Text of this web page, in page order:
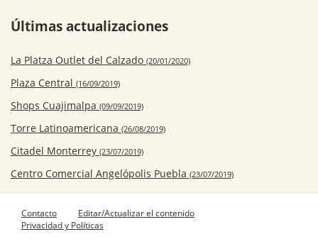
Últimas actualizaciones
La Platza Outlet del Calzado (20/01/2020)
Plaza Central (16/09/2019)
Shops Cuajimalpa (09/09/2019)
Torre Latinoamericana (26/08/2019)
Citadel Monterrey (23/07/2019)
Centro Comercial Angelópolis Puebla (23/07/2019)
Contacto
Editar/Actualizar el contenido
Privacidad y Políticas